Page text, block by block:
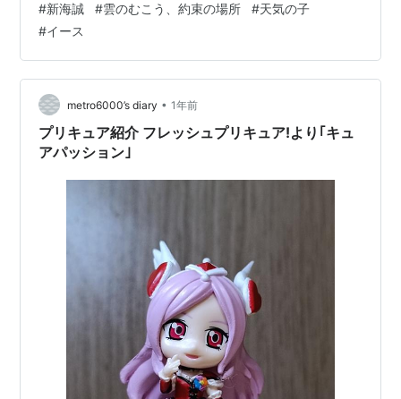
劇場用アニメーション映画です。 本作は新海初の長編ア
ニメーション作品。 もう２１年前の公開になるのか。 相
当な新海誠ファンでないと、観たことないかも。 日本が
南北に分断された、もう一つの戦後の世界。米軍統治下
の青森の少年・藤沢ヒロキと白川タクヤは、同級生の沢
渡サユリに憧れ…
#新海誠 #雲のむこう、約束の場所 #天気の子
#イース
metro6000’s diary • 1年前
プリキュア紹介 フレッシュプリキュア!より｢キュ
アパッション｣